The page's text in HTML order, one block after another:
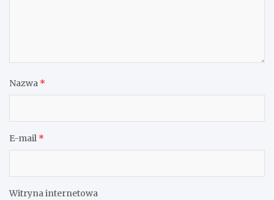
Nazwa *
E-mail *
Witryna internetowa